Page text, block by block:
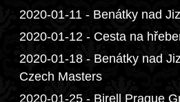
2020-01-11 - Benátky nad
2020-01-12 - Cesta na
2020-01-18 - Benátky nad
Czech Masters
2020-01-25 - Birell Prague